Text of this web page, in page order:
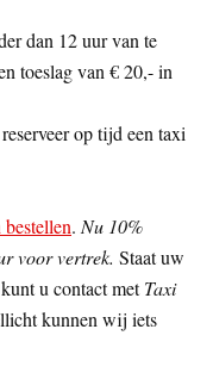
dan 12 uur van te
toeslag van € 20,- in
op tijd een taxi
. Nu 10%
voor vertrek. Staat uw
u contact metTaxi
kunnen wij iets